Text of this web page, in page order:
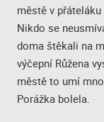
městě v
Nikdo se
doma štěkali na
výčepní Růžena
městě to umí
Porážka bolela.